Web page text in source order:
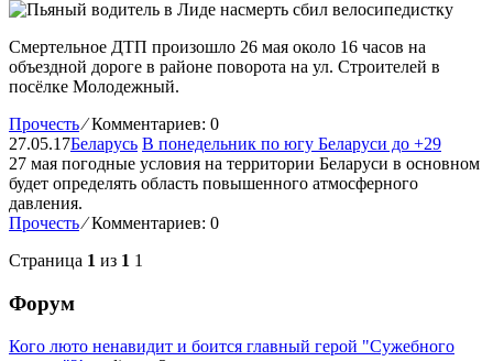
Смертельное ДТП произошло 26 мая около 16 часов на
объездной дороге в районе поворота на ул. Строителей в
посёлке Молодежный.
Прочесть ⁄Комментариев: 0
27.05.17Беларусь В понедельник по югу Беларуси до +29
27 мая погодные условия на территории Беларуси в основном
будет определять область повышенного атмосферного
давления.
Прочесть ⁄Комментариев: 0
Страница 1 из 1 1
Форум
Кого люто ненавидит и боится главный герой "Сужебного